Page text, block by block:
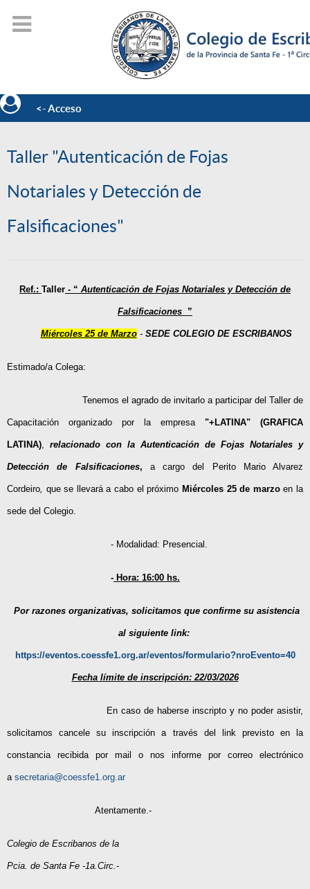
<- Acceso
Taller "Autenticación de Fojas
Notariales y Detección de
Falsificaciones"
Ref.: Taller - “ Autenticación de Fojas Notariales y Detección de
Falsificaciones ”
Miércoles 25 de Marzo- SEDE COLEGIO DE ESCRIBANOS
Estimado/a Colega:
Tenemos el agrado de invitarlo a participar del Taller de
Capacitación organizado por la empresa "+LATINA" (GRAFICA
LATINA), relacionado con la Autenticación de Fojas Notariales y
Detección de Falsificaciones, a cargo del Perito Mario Alvarez
Cordeiro, que se llevará a cabo el próximo Miércoles 25 de marzoen la
sede del Colegio.
- Modalidad: Presencial.
- Hora: 16:00 hs.
Por razones organizativas, solicitamos que confirme su asistencia
al siguiente link:
https://eventos.coessfe1.org.ar/eventos/formulario?nroEvento=40
Fecha límite de inscripción: 22/03/2026
En caso de haberse inscripto y no poder asistir,
solicitamos cancele su inscripción a través del link previsto en la
constancia recibida por mail o nos informe por correo electrónico
a secretaria@coessfe1.org.ar
Atentamente.-
Colegio de Escribanos de la
Pcia. de Santa Fe -1a.Circ.-